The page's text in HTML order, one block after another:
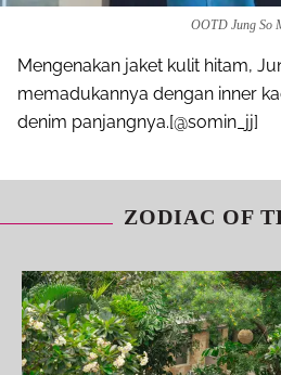
OOTD Jung So
Mengenakan jaket kulit hitam,
memadukannya dengan inner
denim panjangnya.[@somin_jj]
ZODIAC OF